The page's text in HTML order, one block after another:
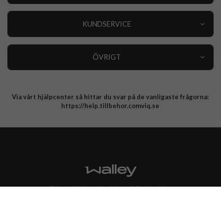
KUNDSERVICE
ÖVRIGT
Integritetspolicy
Via vårt hjälpcenter så hittar du svar på de vanligaste frågorna:
https://help.tillbehor.comviq.se